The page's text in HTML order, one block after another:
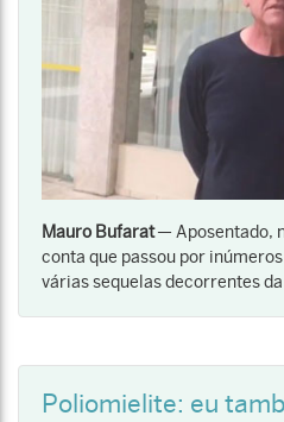
Mauro Bufarat— Aposentado,
conta que passou por
várias sequelas decorrentes da
Poliomielite: eu